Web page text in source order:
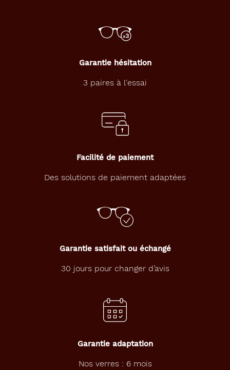
Garantie hésitation
3 paires à l'essai
Facilité de paiement
Des solutions de paiement adaptées
Garantie satisfait ou échangé
30 jours pour changer d’avis
Garantie adaptation
Nos verres : 6 mois